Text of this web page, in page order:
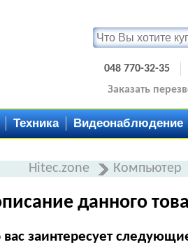
048 770-32-35
Заказать
Техника Видеонаблюдение
Hitec.zone Компьютер
данного
заинтересует